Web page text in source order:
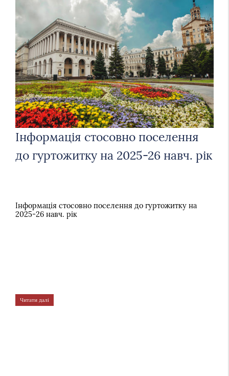
Інформація стосовно поселення
до гуртожитку на 2025-26 навч. рік
Інформація стосовно поселення до гуртожитку на
2025-26 навч. рік
Читати далі